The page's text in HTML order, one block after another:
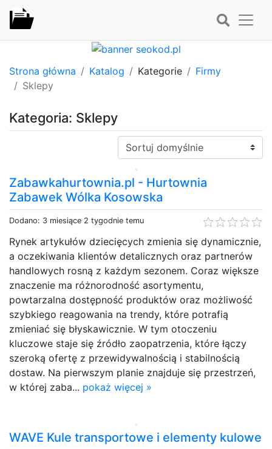
Strona główna Katalog Kategorie
Firmy
Sklepy
Kategoria: Sklepy
Sortuj:
Zabawkahurtownia.pl - Hurtownia
Zabawek Wólka Kosowska
Dodano: 3 miesiące 2 tygodnie temu
Rynek artykułów dziecięcych zmienia się dynamicznie,
a oczekiwania klientów detalicznych oraz partnerów
handlowych rosną z każdym sezonem. Coraz większe
znaczenie ma różnorodność asortymentu,
powtarzalna dostępność produktów oraz możliwość
szybkiego reagowania na trendy, które potrafią
zmieniać się błyskawicznie. W tym otoczeniu
kluczowe staje się źródło zaopatrzenia, które łączy
szeroką ofertę z przewidywalnością i stabilnością
dostaw. Na pierwszym planie znajduje się przestrzeń,
w której zaba... pokaż więcej »
WAVE Kule transportowe i elementy kulowe